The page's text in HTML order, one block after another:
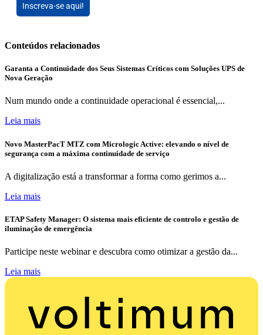
Inscreva-se aqui!
Conteúdos relacionados
Garanta a Continuidade dos Seus Sistemas Críticos com Soluções UPS de
Nova Geração
Num mundo onde a continuidade operacional é essencial,...
Leia mais
Novo MasterPacT MTZ com Micrologic Active: elevando o nível de
segurança com a máxima continuidade de serviço
A digitalização está a transformar a forma como gerimos a...
Leia mais
ETAP Safety Manager: O sistema mais eficiente de controlo e gestão de
iluminação de emergência
Participe neste webinar e descubra como otimizar a gestão da...
Leia mais